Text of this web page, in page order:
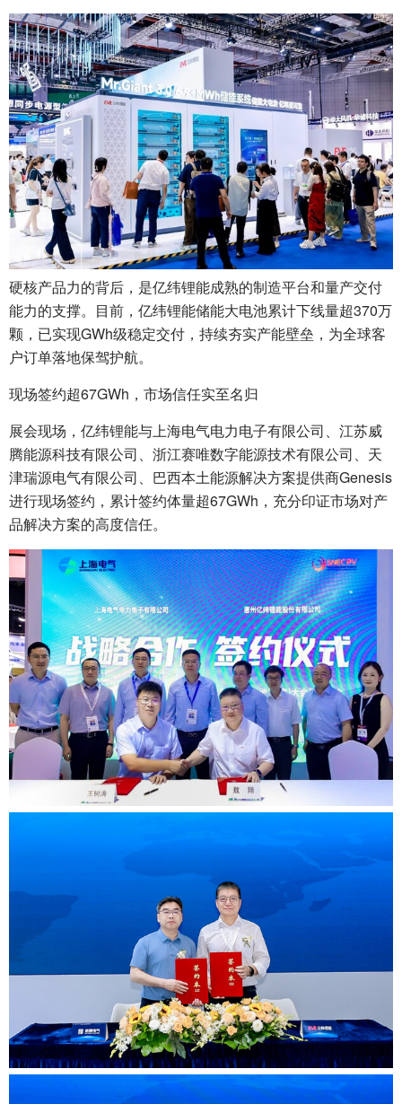
硬核产品力的背后，是亿纬锂能成熟的制造平台和量产交付
能力的支撑。目前，亿纬锂能储能大电池累计下线量超370万
颗，已实现GWh级稳定交付，持续夯实产能壁垒，为全球客
户订单落地保驾护航。
现场签约超67GWh，市场信任实至名归
展会现场，亿纬锂能与上海电气电力电子有限公司、江苏威
腾能源科技有限公司、浙江赛唯数字能源技术有限公司、天
津瑞源电气有限公司、巴西本土能源解决方案提供商Genesis
进行现场签约，累计签约体量超67GWh，充分印证市场对产
品解决方案的高度信任。